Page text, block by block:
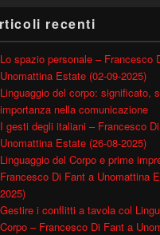
recenti
Lo spazio personale – Francesco
Unomattina Estate (02-09-2025)
Linguaggio del corpo: significato,
importanza nella comunicazione
I gesti degli italiani – Francesco
Unomattina Estate (26-08-2025)
Linguaggio del Corpo e prime
Francesco Di Fant a Unomattina
2025)
Gestire i conflitti a tavola col
Corpo – Francesco Di Fant a